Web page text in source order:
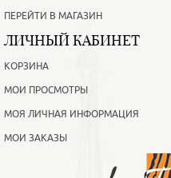
ПЕРЕЙТИ В МАГАЗИН
ЛИЧНЫЙ КАБИНЕТ
КОРЗИНА
МОИ ПРОСМОТРЫ
МОЯ ЛИЧНАЯ ИНФОРМАЦИЯ
МОИ ЗАКАЗЫ